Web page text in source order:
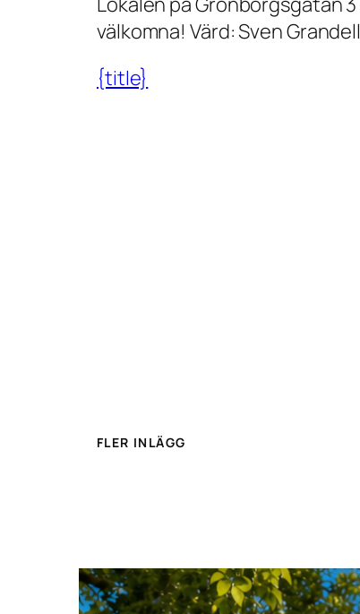
a
g
s
ö
välkomna! Värd: Sven Grandell
{title}
FLER INLÄGG